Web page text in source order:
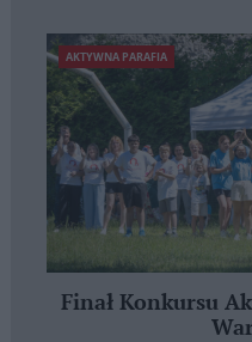
AKTYWNA PARAFIA
Finał Konkursu